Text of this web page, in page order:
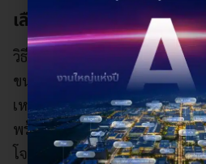
เลือกตามขนาดโรงงาน
วิธีเลือกERP สำหรับโรงงานคว
ขนาดและลักษณะการดำเนินงา
เหมาะสมกับระบบ ERP ใด เนื่
พร้อมความสามารถที่ต่างกัน ซึ่
โจทย์การทำงานของโรงงานแ